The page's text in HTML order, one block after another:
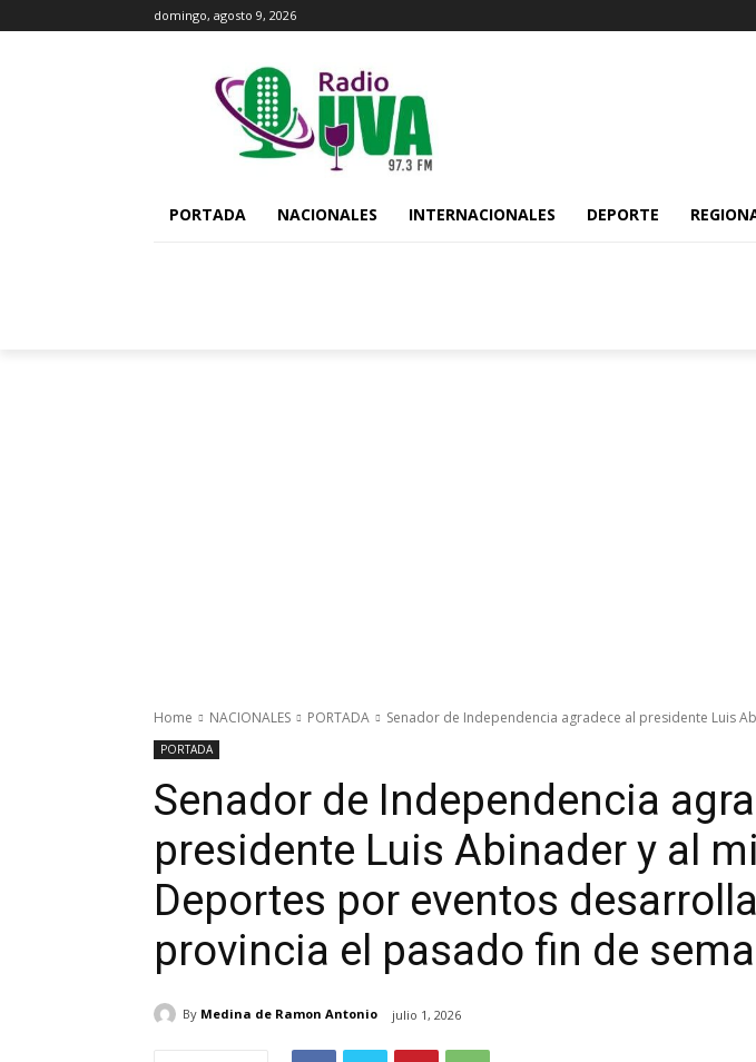
domingo, agosto 9, 2026
PORTADA NACIONALES INTERNACIONALES DEPORTE
Home NACIONALES PORTADA Senador de Independencia agradece al presidente Luis
PORTADA
Senador de Independencia
presidente Luis Abinader y al
Deportes por eventos
provincia el pasado fin de
By Medina de Ramon Antonio julio 1, 2026